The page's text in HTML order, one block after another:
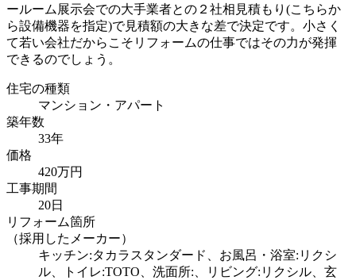
ールーム展示会での大手業者との２社相見積もり(こちらか
ら設備機器を指定)で見積額の大きな差で決定です。小さく
て若い会社だからこそリフォームの仕事ではその力が発揮
できるのでしょう。
住宅の種類
マンション・アパート
築年数
33年
価格
420万円
工事期間
20日
リフォーム箇所
（採用したメーカー）
キッチン:タカラスタンダード、お風呂・浴室:リクシ
ル、トイレ:TOTO、洗面所:、リビング:リクシル、玄